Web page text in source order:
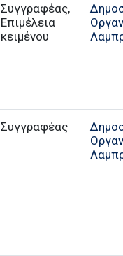
Συγγραφέας,
Επιμέλεια
κειμένου
Συγγραφέας